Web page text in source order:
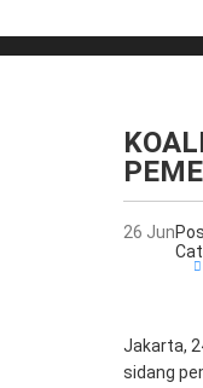
26 Jun
Jakarta,
sidang